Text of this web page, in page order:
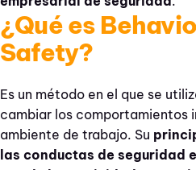
¿Qué es
Safety?
Es un método en el que se
cambiar los comportamientos
ambiente de trabajo. Su
las conductas de seguridad